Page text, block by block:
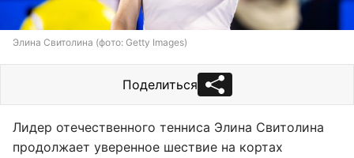
Элина Свитолина (фото: Getty Images)
Поделиться
Лидер отечественного тенниса Элина Свитолина
продолжает уверенное шествие на кортах